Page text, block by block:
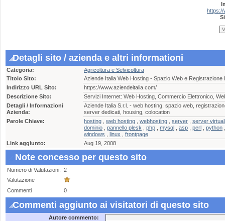
https://
Detagli sito / azienda e altri informationi
Categoria:
Agricoltura e Selvicoltura
Titolo Sito:
Aziende Italia Web Hosting - Spazio Web e Registrazione
Indirizzo URL Sito:
https://www.aziendeitalia.com/
Descrizione Sito:
Servizi Internet: Web Hosting, Commercio Elettronico,
Detagli / Informazioni
Azienda:
Aziende Italia S.r.l. - web hosting, spazio web,
server dedicati, housing, colocation
Parole Chiave:
hosting web hosting webhosting server
server virtuali
dominio
pannello plesk php mysql asp perl python
windows
linux
frontpage
Link aggiunto:
Aug 19, 2008
Note concesso per questo sito
Numero di Valutazioni: 2
Valutazione
Commenti
0
Commenti aggiunto ai visitatori di questo sito
Autore commento: